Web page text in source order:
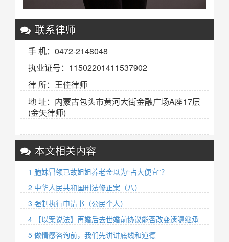
联系律师
手 机：0472-2148048
执业证号：11502201411537902
律 所：王佳律师
地 址：内蒙古包头市黄河大街金融广场A座17层
(金矢律师)
本文相关内容
1 胞妹冒领已故姐姐养老金以为“占大便宜”？
2 中华人民共和国刑法修正案（八）
3 强制执行申请书（公民个人）
4 【以案说法】再婚后去世婚前协议能否改变遗嘱继承
5 做情感咨询前，我们先讲讲底线和道德